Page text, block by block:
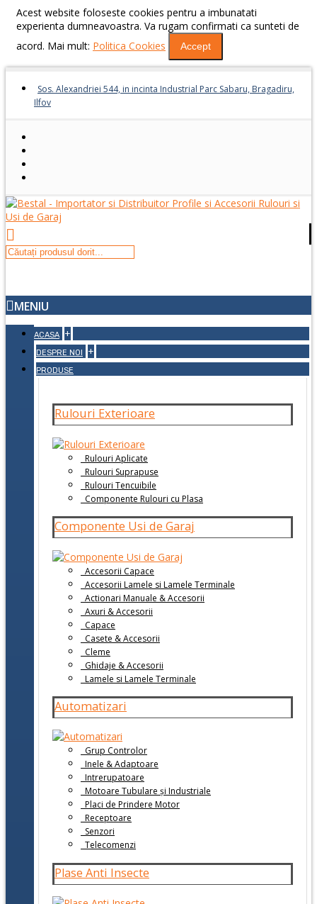
Acest website foloseste cookies pentru a imbunatati
experienta dumneavoastra. Va rugam confirmati ca sunteti de
acord. Mai mult: Politica Cookies Accept
Sos. Alexandriei 544, in incinta Industrial Parc Sabaru, Bragadiru,
Ilfov
MENIU
ACASA +
DESPRE NOI +
PRODUSE
Rulouri Exterioare
Rulouri Aplicate
Rulouri Suprapuse
Rulouri Tencuibile
Componente Rulouri cu Plasa
Componente Usi de Garaj
Accesorii Capace
Accesorii Lamele si Lamele Terminale
Actionari Manuale & Accesorii
Axuri & Accesorii
Capace
Casete & Accesorii
Cleme
Ghidaje & Accesorii
Lamele si Lamele Terminale
Automatizari
Grup Controlor
Inele & Adaptoare
Intrerupatoare
Motoare Tubulare și Industriale
Placi de Prindere Motor
Receptoare
Senzori
Telecomenzi
Plase Anti Insecte